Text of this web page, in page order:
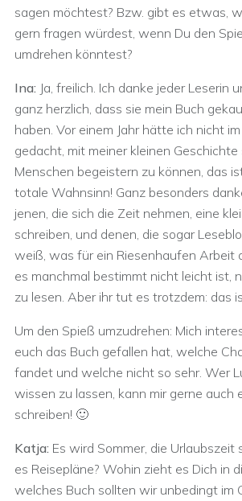
sagen möchtest? Bzw. gibt es etwas,
gern fragen würdest, wenn Du den
umdrehen könntest?
Ina: Ja, freilich. Ich danke jeder Leserin
ganz herzlich, dass sie mein Buch
haben. Vor einem Jahr hätte ich nicht
gedacht, mit meiner kleinen Geschichte
Menschen begeistern zu können, das
totale Wahnsinn! Ganz besonders
jenen, die sich die Zeit nehmen, eine
schreiben, und denen, die sogar
weiß, was für ein Riesenhaufen Arbeit
es manchmal bestimmt nicht leicht ist,
zu lesen. Aber ihr tut es trotzdem: das
Um den Spieß umzudrehen: Mich
euch das Buch gefallen hat, welche
fandet und welche nicht so sehr. Wer
wissen zu lassen, kann mir gerne auch
schreiben! 🙂
Katja: Es wird Sommer, die Urlaubszeit
es Reisepläne? Wohin zieht es Dich in
welches Buch sollten wir unbedingt im